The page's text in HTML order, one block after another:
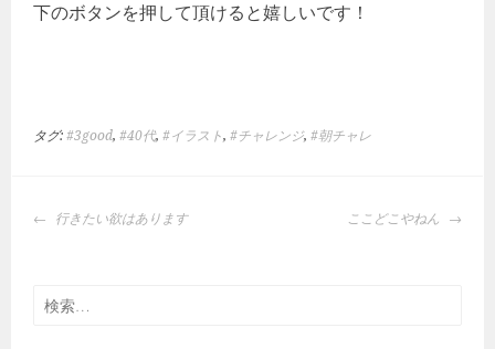
下のボタンを押して頂けると嬉しいです！
タグ:#3good,#40代,#イラスト,#チャレンジ,#朝チャレ
投
ビ
ゲ
行きたい欲はあります ここどこやねん
検